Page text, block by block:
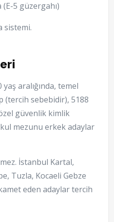
(E-5 güzergahı)
sistemi.
yaş aralığında, temel
(tercih sebebidir), 5188
güvenlik kimlik
mezunu erkek adaylar
İstanbul Kartal,
Tuzla, Kocaeli Gebze
eden adaylar tercih